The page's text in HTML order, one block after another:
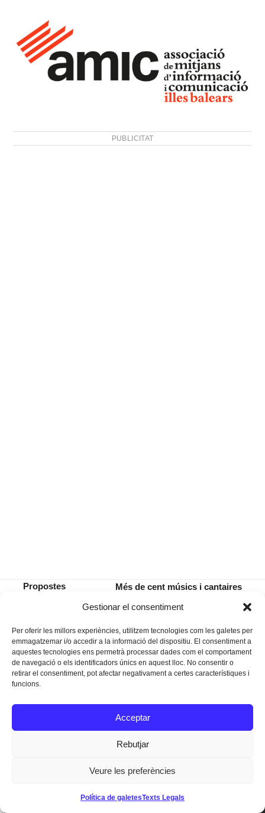
Gestionar el consentiment
Per oferir les millors experiències, utilitzem tecnologies com les galetes per
emmagatzemar i/o accedir a la informació del dispositiu. El consentiment a
aquestes tecnologies ens permetrà processar dades com el comportament
de navegació o els identificadors únics en aquest lloc. No consentir o
retirar el consentiment, pot afectar negativament a certes característiques i
funcions.
Acceptar
Rebutjar
Veure les preferències
Política de galetesTexts Legals
PUBLICITAT
Propostes
next
Més de cent músics i cantaires
diumenge a l’Auditori
Instagram
Facebook
Twitter
Texts Legals